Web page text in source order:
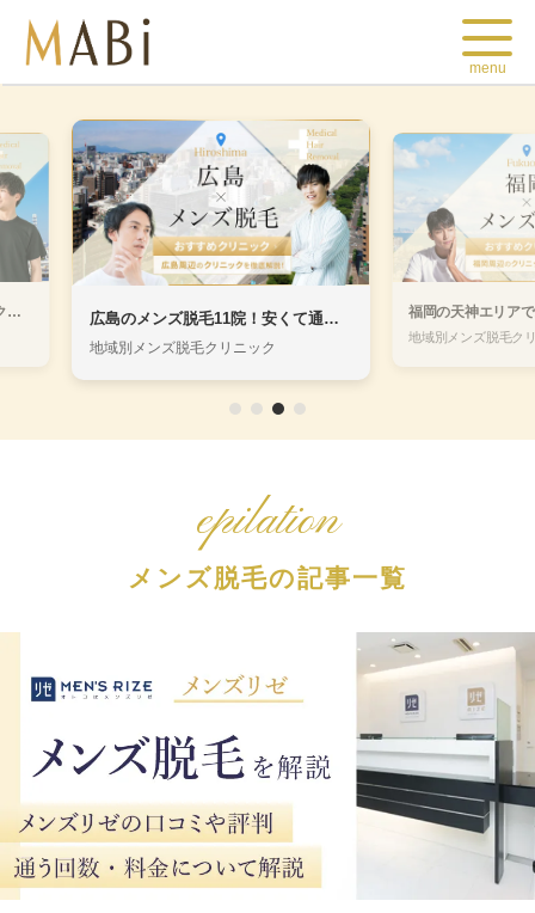
menu
神戸のメンズ医療脱毛おすすめクリニック19選！安いクリニックを選ぶ方法 広島のメンズ脱毛11院！安くて通いやすいメンズ医療脱毛を決定！
地域別メンズ脱毛クリニック
地域別メンズ脱毛ク
epilation
メンズ脱毛の記事一覧